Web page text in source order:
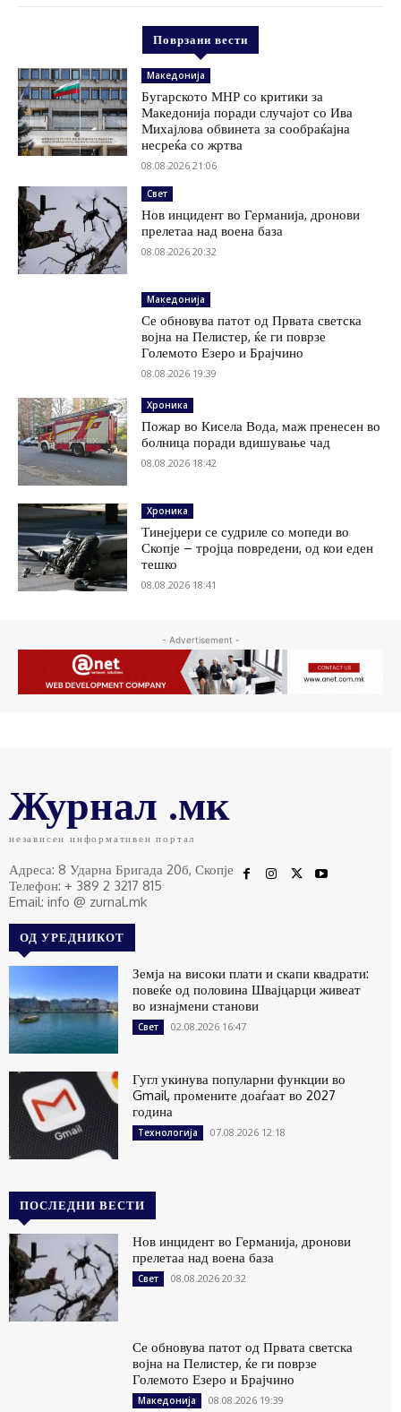
Поврзани вести
Македонија
Бугарското МНР со критики за
Македонија поради случајот со Ива
Михајлова обвинета за сообраќајна
несреќа со жртва
08.08.2026 21:06
Свет
Нов инцидент во Германија, дронови
прелетаа над воена база
08.08.2026 20:32
Македонија
Се обновува патот од Првата светска
војна на Пелистер, ќе ги поврзе
Големото Езеро и Брајчино
08.08.2026 19:39
Хроника
Пожар во Кисела Вода, маж пренесен во
болница поради вдишување чад
08.08.2026 18:42
Хроника
Тинејџери се судриле со мопеди во
Скопје – тројца повредени, од кои еден
тешко
08.08.2026 18:41
- Advertisement -
Журнал .мк
независен информативен портал
Адреса: 8 Ударна Бригада 20б, Скопје
Телефон: + 389 2 3217 815
Email: info @ zurnal.mk
ОД УРЕДНИКОТ
Земја на високи плати и скапи квадрати:
повеќе од половина Швајцарци живеат
во изнајмени станови
Свет 02.08.2026 16:47
Гугл укинува популарни функции во
Gmail, промените доаѓаат во 2027
година
Технологија 07.08.2026 12:18
ПОСЛЕДНИ ВЕСТИ
Нов инцидент во Германија, дронови
прелетаа над воена база
Свет 08.08.2026 20:32
Се обновува патот од Првата светска
војна на Пелистер, ќе ги поврзе
Големото Езеро и Брајчино
Македонија 08.08.2026 19:39